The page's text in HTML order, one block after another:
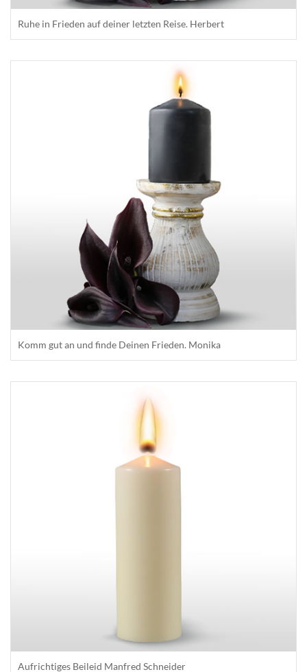
Ruhe in Frieden auf deiner letzten Reise. Herbert
Komm gut an und finde Deinen Frieden. Monika
Aufrichtiges Beileid Manfred Schneider